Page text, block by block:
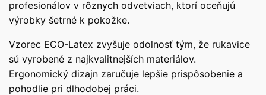
profesionálov v rôznych odvetviach, ktorí oceňujú
výrobky šetrné k pokožke.
Vzorec ECO-Latex zvyšuje odolnosť tým, že rukavice
sú vyrobené z najkvalitnejších materiálov.
Ergonomický dizajn zaručuje lepšie prispôsobenie a
pohodlie pri dlhodobej práci.